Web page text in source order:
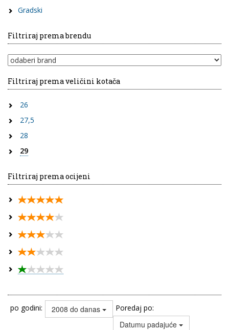
Gradski
Filtriraj prema brendu
Filtriraj prema veličini kotača
26
27,5
28
29
Filtriraj prema ocijeni
po godini: 2008 do danas Poredaj po:
Datumu padajuće